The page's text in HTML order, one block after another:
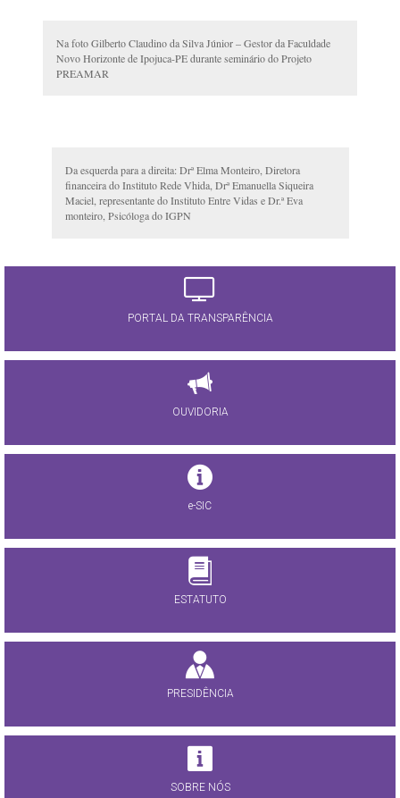
Na foto Gilberto Claudino da Silva Júnior – Gestor da Faculdade
Novo Horizonte de Ipojuca-PE durante seminário do Projeto
PREAMAR
Da esquerda para a direita: Drª Elma Monteiro, Diretora
financeira do Instituto Rede Vhida, Drª Emanuella Siqueira
Maciel, representante do Instituto Entre Vidas e Dr.ª Eva
monteiro, Psicóloga do IGPN
PORTAL DA TRANSPARÊNCIA
OUVIDORIA
e-SIC
ESTATUTO
PRESIDÊNCIA
SOBRE NÓS